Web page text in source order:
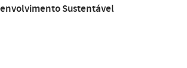
Sustentável